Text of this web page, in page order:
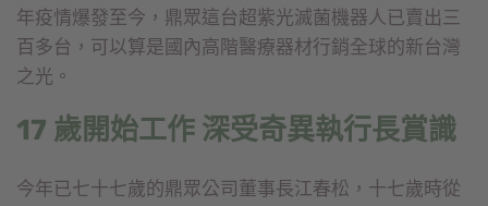
年疫情爆發至今，鼎眾這台超紫光滅菌機器人已賣出三
百多台，可以算是國內高階醫療器材行銷全球的新台灣
之光。
17 歲開始工作 深受奇異執行長賞識
今年已七十七歲的鼎眾公司董事長江春松，十七歲時從